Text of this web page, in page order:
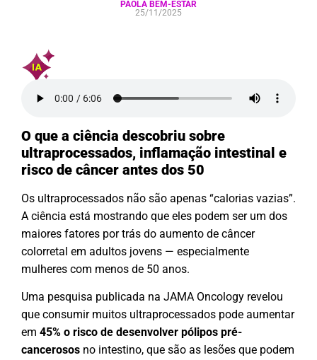
PAOLA BEM-ESTAR
25/11/2025
O que a ciência descobriu sobre
ultraprocessados, inflamação intestinal e
risco de câncer antes dos 50
Os ultraprocessados não são apenas “calorias vazias”.
A ciência está mostrando que eles podem ser um dos
maiores fatores por trás do aumento de câncer
colorretal em adultos jovens — especialmente
mulheres com menos de 50 anos.
Uma pesquisa publicada na JAMA Oncology revelou
que consumir muitos ultraprocessados pode aumentar
em 45% o risco de desenvolver pólipos pré-
cancerosos no intestino, que são as lesões que podem